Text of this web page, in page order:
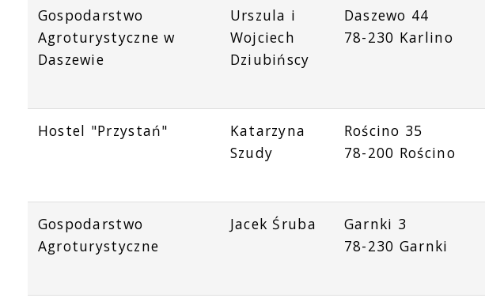
Gospodarstwo
Agroturystyczne w
Daszewie
Urszula i
Wojciech
Dziubińscy
Daszewo 44
78-230 Karlino
Hostel "Przystań"
Katarzyna
Szudy
Rościno 35
78-200 Rościno
Gospodarstwo
Agroturystyczne
Jacek Śruba
Garnki 3
78-230 Garnki